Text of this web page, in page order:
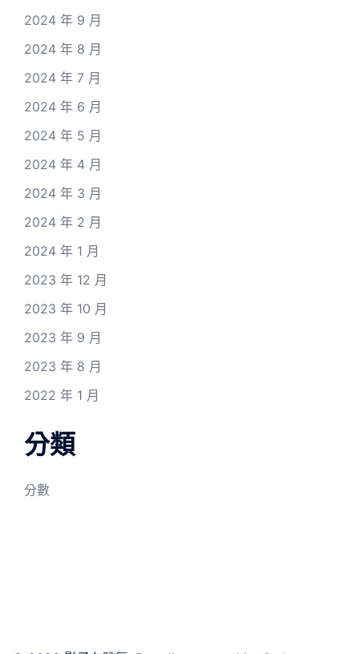
2024 年 9 月
2024 年 8 月
2024 年 7 月
2024 年 6 月
2024 年 5 月
2024 年 4 月
2024 年 3 月
2024 年 2 月
2024 年 1 月
2023 年 12 月
2023 年 10 月
2023 年 9 月
2023 年 8 月
2022 年 1 月
分類
分數